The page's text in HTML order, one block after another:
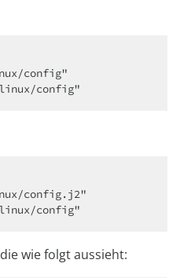
wie folgt aussieht: